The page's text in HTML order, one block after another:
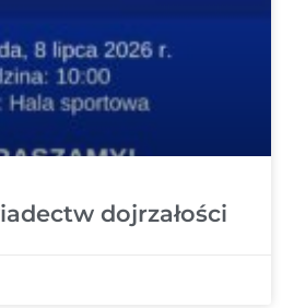
dojrzałości